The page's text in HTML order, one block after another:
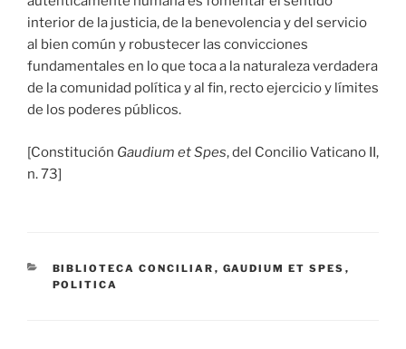
interior de la justicia, de la benevolencia y del servicio
al bien común y robustecer las convicciones
fundamentales en lo que toca a la naturaleza verdadera
de la comunidad política y al fin, recto ejercicio y límites
de los poderes públicos.
[Constitución Gaudium et Spes, del Concilio Vaticano II,
n. 73]
CATEGORÍAS
BIBLIOTECA CONCILIAR , GAUDIUM ET SPES ,
POLITICA